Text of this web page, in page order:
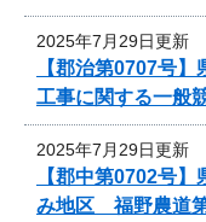
2025年7月29日更新
【郡治第0707号
工事に関する一般
2025年7月29日更新
【郡中第0702号
み地区 福野農道